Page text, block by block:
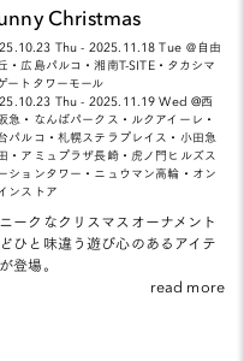
Christmas
Thu - 2025.11.18 Tue ＠自由
・広島パルコ・湘南T-SITE・タカシマ
ートタワーモール
Thu - 2025.11.19 Wed @西
急・なんばパークス・ルクアイーレ・
パルコ・札幌ステラプレイス・小田急
・アミュプラザ長崎・虎ノ門ヒルズス
ションタワー・ニュウマン高輪・オン
ンストア
ークなクリスマスオーナメント
ひと味違う遊び心のあるアイテ
登場。
read more